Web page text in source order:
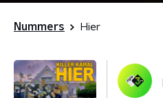
Nummers Hier